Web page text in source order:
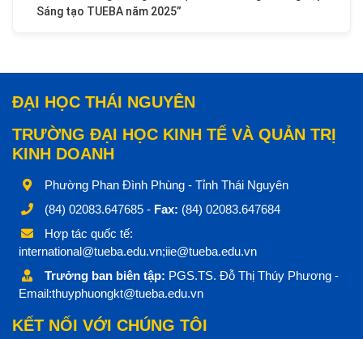
Sáng tạo TUEBA năm 2025”
ĐẠI HỌC THÁI NGUYÊN
TRƯỜNG ĐẠI HỌC KINH TẾ VÀ QUẢN TRỊ
KINH DOANH
Phường Phan Đình Phùng - Tỉnh Thái Nguyên
(84) 02083.647685 - Fax: (84) 02083.647684
Hợp tác quốc tế:
international@tueba.edu.vn;iie@tueba.edu.vn
Trưởng ban biên tập: PGS.TS. Đỗ Thị Thúy Phương -
Email:thuyphuongkt@tueba.edu.vn
KẾT NỐI VỚI CHÚNG TÔI